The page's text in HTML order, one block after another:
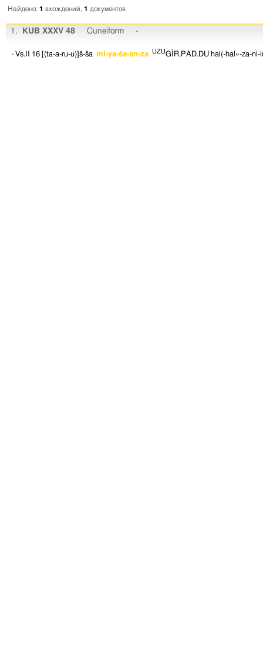
Найдено: 1 вхождений, 1 документов
1. KUB XXXV 48 Cuneiform -
· Vs.II 16 [(ta-a-ru-u)]š-ša mi-ya-ša-an-za UZUGÌR.PAD.DU hal(-hal»-za-ni-